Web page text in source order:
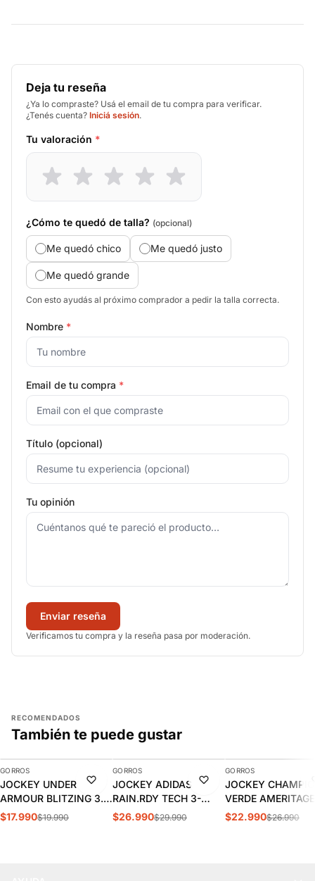
Deja tu reseña
¿Ya lo compraste? Usá el email de tu compra para verificar.
¿Tenés cuenta? Iniciá sesión.
Tu valoración *
¿Cómo te quedó de talla? (opcional)
Me quedó chico Me quedó justo
Me quedó grande
Con esto ayudás al próximo comprador a pedir la talla correcta.
Nombre *
Email de tu compra *
Título (opcional)
Tu opinión
Enviar reseña
Verificamos tu compra y la reseña pasa por moderación.
RECOMENDADOS
También te puede gustar
-10%
AGREGAR
GORROS
JOCKEY UNDER
ARMOUR BLITZING 3.0
| 1305036-001
$17.990$19.990
-10%
AGREGAR
GORROS
JOCKEY ADIDAS
RAIN.RDY TECH 3-
PANEL CAP | IK6063
$26.990$29.990
-15%
GORROS
JOCKEY
VERDE AMERITAGE
DAD HAT CH2006
$22.990$26.990